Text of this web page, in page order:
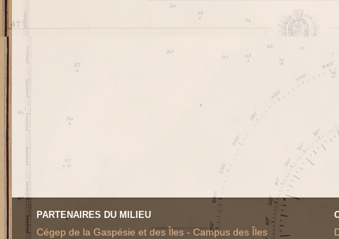
PARTENAIRES DU MILIEU
Cégep de la Gaspésie et des Îles - Campus des Îles